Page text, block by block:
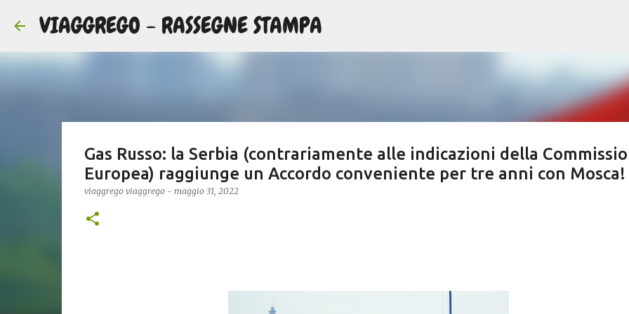
VIAGGREGO - RASSEGNE STAMPA
Gas Russo: la Serbia (contrariamente alle indicazioni della
Europea) raggiunge un Accordo conveniente per tre anni con Mosca!
viaggrego viaggrego - maggio 31, 2022